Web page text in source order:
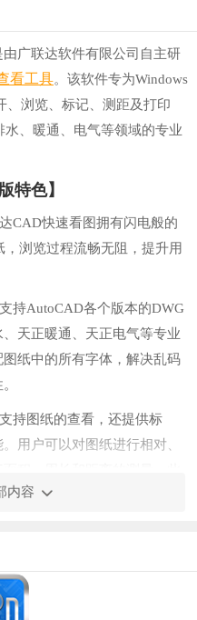
由广联达软件有限公司自主研
看工具。该软件专为Windows
、浏览、标记、测距及打印
、暖通、电气等领域的专业
特色】
CAD快速看图拥有闪电般的
浏览过程流畅无阻，提升用
持AutoCAD各个版本的DWG
天正暖通、天正电气等专业
纸中的所有字体，解决乱码
持图纸的查看，还提供标
用户可以对图纸进行相对、
方便用户进行分享和打印。
上手，轻松完成图纸的查看
软件有限公司为CAD快速看
内容